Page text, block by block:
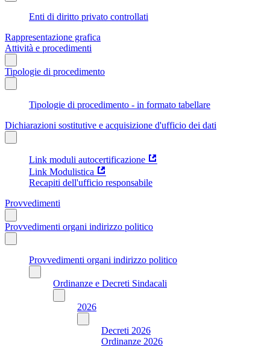
Enti di diritto privato controllati
Rappresentazione grafica
Attività e procedimenti
Tipologie di procedimento
Tipologie di procedimento - in formato tabellare
Dichiarazioni sostitutive e acquisizione d'ufficio dei dati
Link moduli autocertificazione
Link Modulistica
Recapiti dell'ufficio responsabile
Provvedimenti
Provvedimenti organi indirizzo politico
Provvedimenti organi indirizzo politico
Ordinanze e Decreti Sindacali
2026
Decreti 2026
Ordinanze 2026